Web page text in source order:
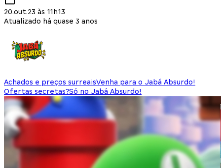
20.out.23 às 11h13
Atualizado há quase 3 anos
Achados e preços surreaisVenha para o Jabá Absurdo!
Ofertas secretas?Só no Jabá Absurdo!